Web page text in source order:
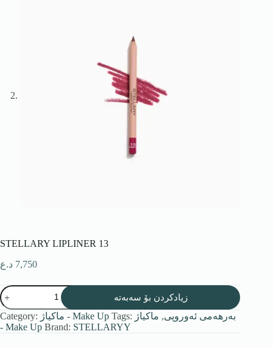
STELLARY LIPLINER 13
7,750 د.ع
زیادکردن بۆ سەبەتە
Category: ماكیاژ - Make Up Tags: بەرهەمی ئەوروپی, ماكیاژ
- Make Up Brand: STELLARYY